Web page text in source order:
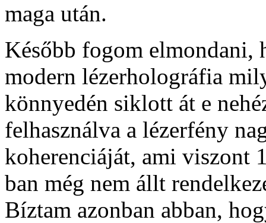
maga után.
Később fogom elmondani,
modern lézerholográfia
könnyedén siklott át e
felhasználva a lézerfény
koherenciáját, ami viszont
ban még nem állt
Bíztam azonban abban,